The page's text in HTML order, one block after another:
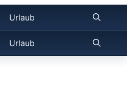
Urlaub
Urlaub